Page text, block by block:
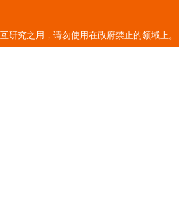
研究之用，请勿使用在政府禁止的领域上。